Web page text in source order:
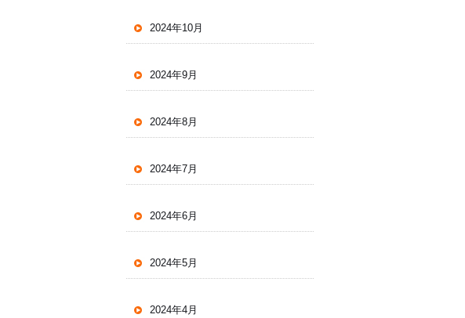
2024年10月
2024年9月
2024年8月
2024年7月
2024年6月
2024年5月
2024年4月